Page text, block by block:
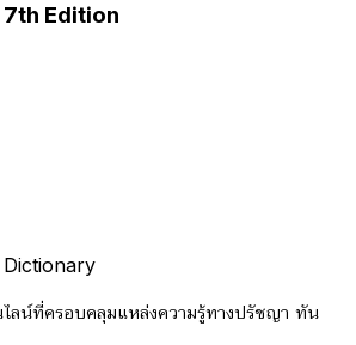
Edition
ลน์ที่ครอบคลุมแหล่งความรู้ทางปรัชญา ทัน